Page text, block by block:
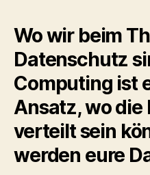
Wo wir beim
Datenschutz
Computing ist
Ansatz, wo
verteilt sein
werden eure